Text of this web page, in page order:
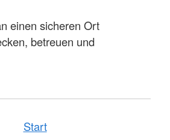
einen sicheren Ort
betreuen und
Start